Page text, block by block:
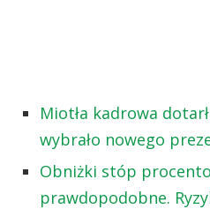
Miotła kadrowa
wybrało nowego
Obniżki stóp
prawdopodobne.